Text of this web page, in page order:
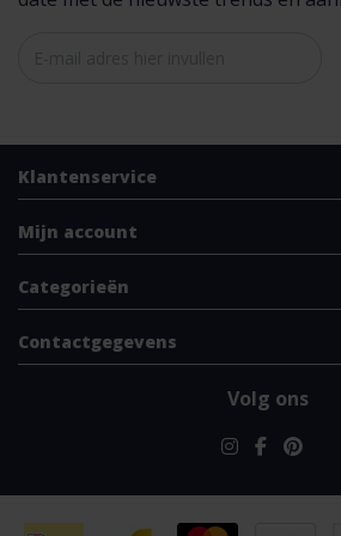
Klantenservice
Mijn account
Categorieën
Contactgegevens
Volg ons